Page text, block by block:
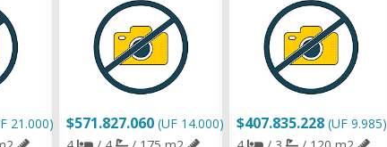
21.000)
$571.827.060 (UF 14.000)
$407.835.228 (UF 9.985)